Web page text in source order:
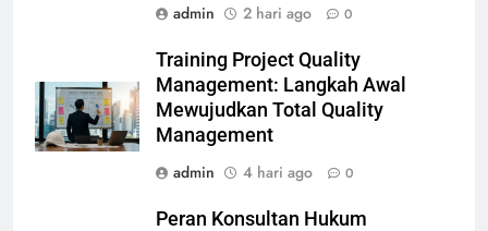
admin
2 hari ago 0
Training Project Quality
Management: Langkah Awal
Mewujudkan Total Quality
Management
admin
4 hari ago 0
Peran Konsultan Hukum